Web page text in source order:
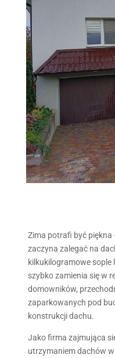
Zima potrafi być piękna
zaczyna zalegać na
kilkukilogramowe
szybko zamienia się w
domowników,
zaparkowanych pod
konstrukcji dachu.
Jako firma zajmująca
utrzymaniem dachów